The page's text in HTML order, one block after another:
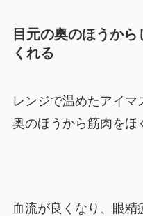
目元の奥のほうか
くれる
レンジで温めたアイ
奥のほうから筋肉をほ
血流が良くなり、眼